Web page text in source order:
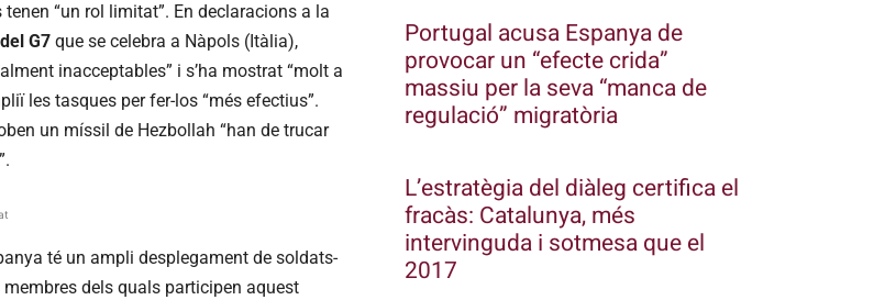
“un rol limitat”. En declaracions a la
G7 que se celebra a Nàpols (Itàlia),
inacceptables” i s’ha mostrat “molt a
les tasques per fer-los “més efectius”.
un míssil de Hezbollah “han de trucar
té un ampli desplegament de soldats-
membres dels quals participen aquest
Portugal acusa Espanya de
provocar un “efecte crida”
massiu per la seva “manca de
regulació” migratòria
L’estratègia del diàleg certifica el
fracàs: Catalunya, més
intervinguda i sotmesa que el
2017